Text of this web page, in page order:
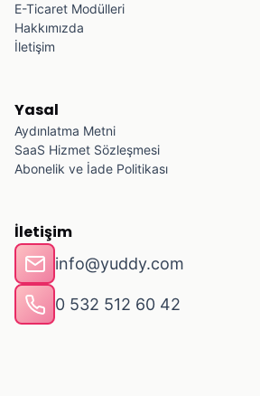
E-Ticaret Modülleri
Hakkımızda
İletişim
Yasal
Aydınlatma Metni
SaaS Hizmet Sözleşmesi
Abonelik ve İade Politikası
İletişim
info@yuddy.com
0 532 512 60 42